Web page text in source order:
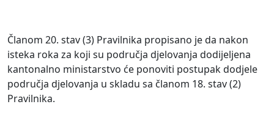
Članom 20. stav (3) Pravilnika propisano je da nakon
isteka roka za koji su područja djelovanja dodijeljena
kantonalno ministarstvo će ponoviti postupak dodjele
područja djelovanja u skladu sa članom 18. stav (2)
Pravilnika.